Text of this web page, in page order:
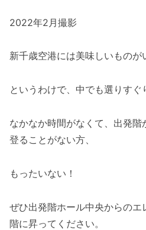
2022年2月撮影
新千歳空港には美味しいものが
というわけで、中でも選りすぐ
なかなか時間がなくて、出発
登ることがない方、
もったいない！
ぜひ出発階ホール中央からの
階に昇ってください。